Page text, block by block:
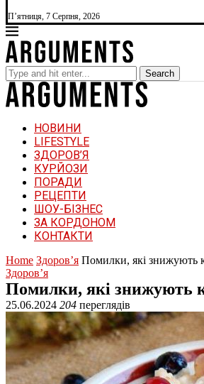
П’ятниця, 7 Серпня, 2026
Search
НОВИНИ
LIFESTYLE
ЗДОРОВ’Я
КУРЙОЗИ
ПОРАДИ
РЕЦЕПТИ
ШОУ-БІЗНЕС
ЗА КОРДОНОМ
КОНТАКТИ
Home Здоров’я Помилки, які знижують
Здоров’я
Помилки, які знижують
25.06.2024 204 переглядів